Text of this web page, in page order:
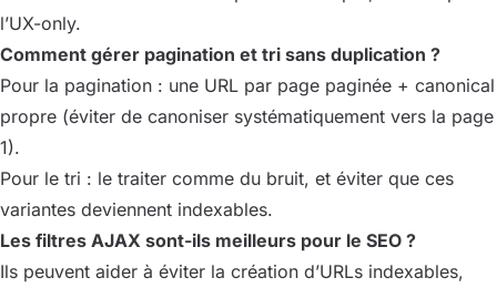
l’UX-only.
Comment gérer pagination et tri sans duplication ?
Pour la pagination : une URL par page paginée + canonical
propre (éviter de canoniser systématiquement vers la page
1).
Pour le tri : le traiter comme du bruit, et éviter que ces
variantes deviennent indexables.
Les filtres AJAX sont-ils meilleurs pour le SEO ?
Ils peuvent aider à éviter la création d’URLs indexables,